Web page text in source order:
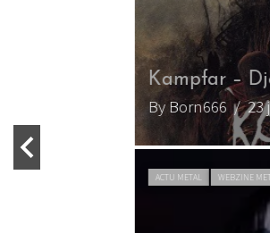
Kampfar – Djevelmakt
/ 23 janvier 2014
WEBZINE METAL